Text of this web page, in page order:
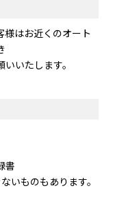
はお近くのオート
いたします。
書
いものもあります。